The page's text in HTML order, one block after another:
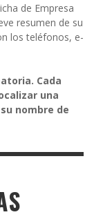
de Empresa
resumen de su
los teléfonos, e-
Cada
una
nombre de